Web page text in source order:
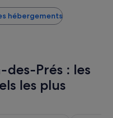
hébergements
Prés : les
les plus